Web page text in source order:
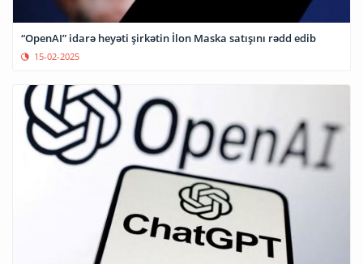
“OpenAI” idarə heyəti şirkətin İlon Maska satışını rədd edib
15-02-2025